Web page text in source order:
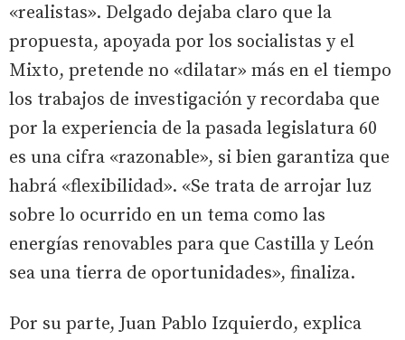
«realistas». Delgado dejaba claro que la
propuesta, apoyada por los socialistas y el
Mixto, pretende no «dilatar» más en el tiempo
los trabajos de investigación y recordaba que
por la experiencia de la pasada legislatura 60
es una cifra «razonable», si bien garantiza que
habrá «flexibilidad». «Se trata de arrojar luz
sobre lo ocurrido en un tema como las
energías renovables para que Castilla y León
sea una tierra de oportunidades», finaliza.
Por su parte, Juan Pablo Izquierdo, explica